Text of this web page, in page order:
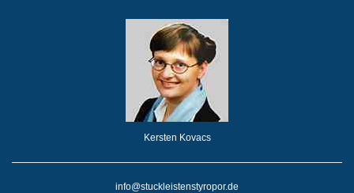
Kersten Kovacs
info@stuckleistenstyropor.de